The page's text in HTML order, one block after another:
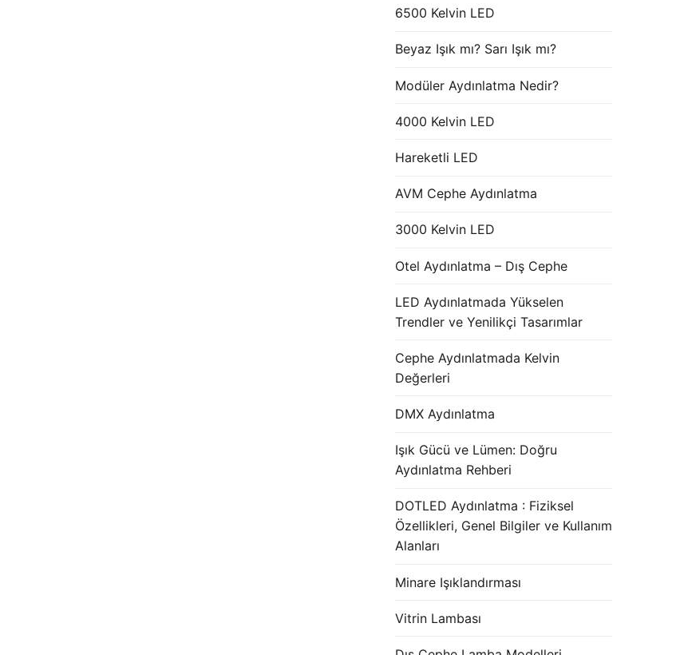
6500 Kelvin LED
Beyaz Işık mı? Sarı Işık mı?
Modüler Aydınlatma Nedir?
4000 Kelvin LED
Hareketli LED
AVM Cephe Aydınlatma
3000 Kelvin LED
Otel Aydınlatma – Dış Cephe
LED Aydınlatmada Yükselen
Trendler ve Yenilikçi Tasarımlar
Cephe Aydınlatmada Kelvin
Değerleri
DMX Aydınlatma
Işık Gücü ve Lümen: Doğru
Aydınlatma Rehberi
DOTLED Aydınlatma : Fiziksel
Özellikleri, Genel Bilgiler ve Kullanım
Alanları
Minare Işıklandırması
Vitrin Lambası